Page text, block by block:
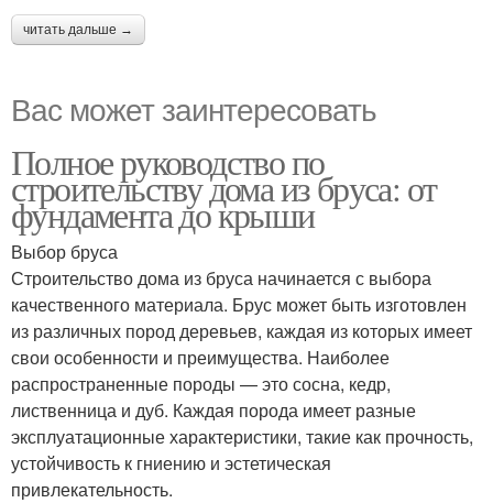
читать дальше →
Вас может заинтересовать
Полное руководство по
строительству дома из бруса: от
фундамента до крыши
Выбор бруса
Строительство дома из бруса начинается с выбора
качественного материала. Брус может быть изготовлен
из различных пород деревьев, каждая из которых имеет
свои особенности и преимущества. Наиболее
распространенные породы — это сосна, кедр,
лиственница и дуб. Каждая порода имеет разные
эксплуатационные характеристики, такие как прочность,
устойчивость к гниению и эстетическая
привлекательность.